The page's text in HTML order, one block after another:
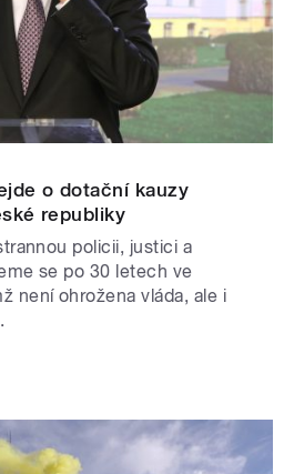
o dotační kauzy
republiky
policii, justici a
se po 30 letech ve
není ohrožena vláda, ale i